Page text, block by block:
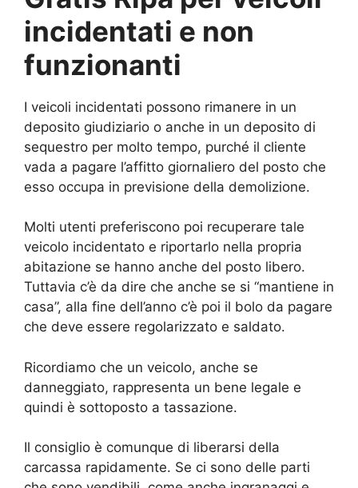
incidentati e non
funzionanti
I veicoli incidentati possono rimanere in un
deposito giudiziario o anche in un deposito di
sequestro per molto tempo, purché il cliente
vada a pagare l’affitto giornaliero del posto che
esso occupa in previsione della demolizione.
Molti utenti preferiscono poi recuperare tale
veicolo incidentato e riportarlo nella propria
abitazione se hanno anche del posto libero.
Tuttavia c’è da dire che anche se si “mantiene in
casa”, alla fine dell’anno c’è poi il bolo da pagare
che deve essere regolarizzato e saldato.
Ricordiamo che un veicolo, anche se
danneggiato, rappresenta un bene legale e
quindi è sottoposto a tassazione.
Il consiglio è comunque di liberarsi della
carcassa rapidamente. Se ci sono delle parti